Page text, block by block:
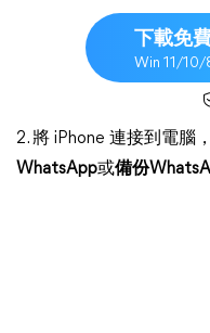
下載免
Win 11/
2. 將 iPhone 連接到電腦
WhatsApp或備份